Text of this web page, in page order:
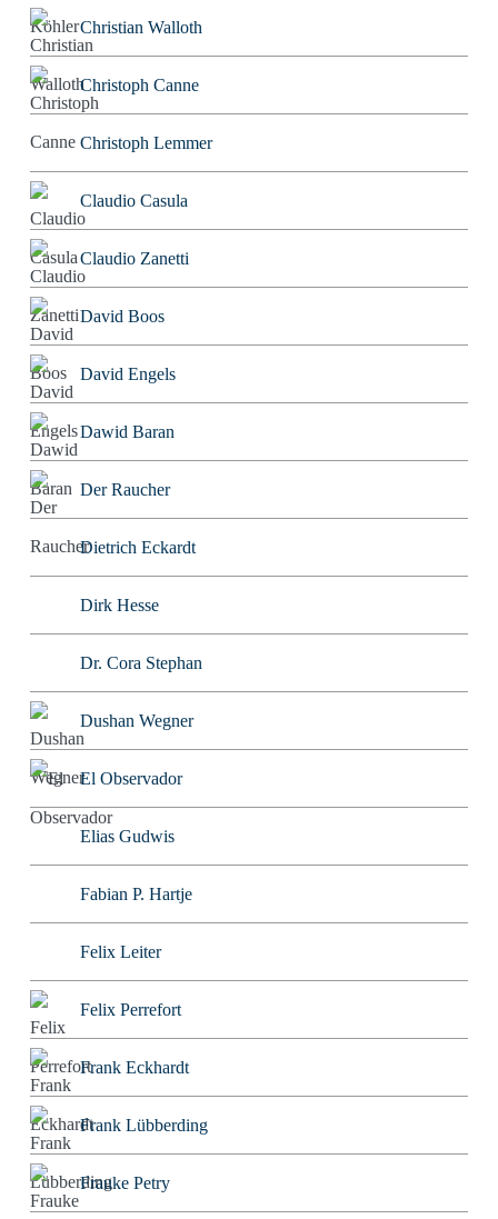
Christian Walloth
Christoph Canne
Christoph Lemmer
Claudio Casula
Claudio Zanetti
David Boos
David Engels
Dawid Baran
Der Raucher
Dietrich Eckardt
Dirk Hesse
Dr. Cora Stephan
Dushan Wegner
El Observador
Elias Gudwis
Fabian P. Hartje
Felix Leiter
Felix Perrefort
Frank Eckhardt
Frank Lübberding
Frauke Petry